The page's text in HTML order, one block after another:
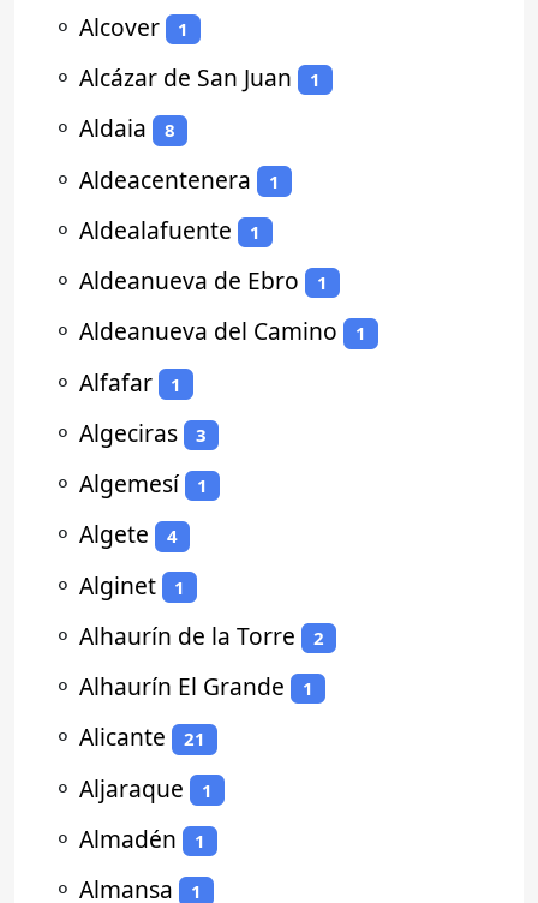
⚬ Alcover 1
⚬ Alcázar de San Juan 1
⚬ Aldaia 8
⚬ Aldeacentenera 1
⚬ Aldealafuente 1
⚬ Aldeanueva de Ebro 1
⚬ Aldeanueva del Camino 1
⚬ Alfafar 1
⚬ Algeciras 3
⚬ Algemesí 1
⚬ Algete 4
⚬ Alginet 1
⚬ Alhaurín de la Torre 2
⚬ Alhaurín El Grande 1
⚬ Alicante 21
⚬ Aljaraque 1
⚬ Almadén 1
⚬ Almansa 1